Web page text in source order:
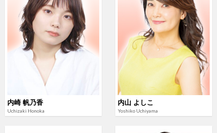
内崎 帆乃香
Uchizaki Honoka
内山 よしこ
Yoshiko Uchiyama